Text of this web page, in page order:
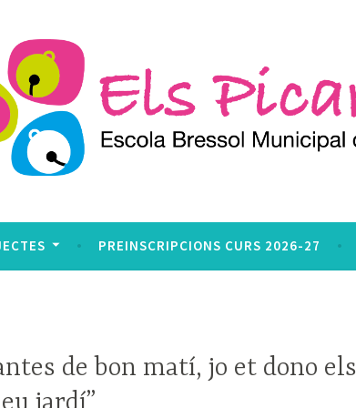
PREINSCRIPCIONS CURS 2026-27
de bon matí, jo et dono els